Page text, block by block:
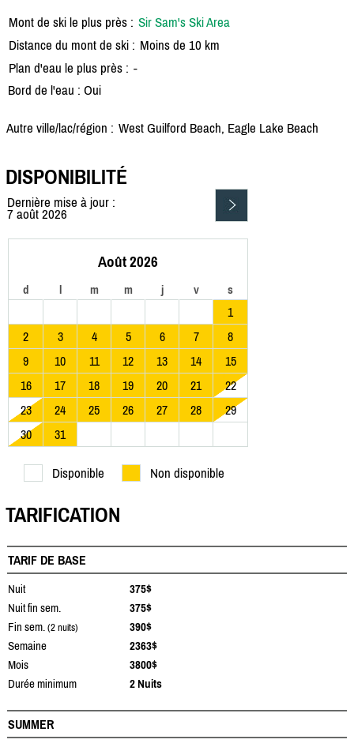
Mont de ski le plus près : Sir Sam's Ski Area
Distance du mont de ski : Moins de 10 km
Plan d'eau le plus près : -
Bord de l'eau : Oui
Autre ville/lac/région : West Guilford Beach, Eagle Lake Beach
DISPONIBILITÉ
Dernière mise à jour :
7 août 2026
Août 2026
d l m m j v s
1
2
3 4 5 6 7
8
9
10 11 12 13 14
15
16
17 18 19 20 21
22
23
24 25 26 27 28
29
30
31
Disponible Non disponible
TARIFICATION
TARIF DE BASE
Nuit
375$
Nuit fin sem.
375$
Fin sem. (2 nuits)
390$
Semaine
2363$
Mois
3800$
Durée minimum
2 Nuits
SUMMER